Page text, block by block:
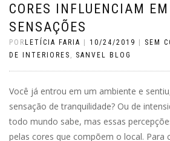
CORES INFLUENCIAM
SENSAÇÕES
POR LETÍCIA FARIA 10/24/2019 SEM
DE INTERIORES , SANVEL BLOG
Você já entrou em um ambiente e
sensação de tranquilidade? Ou de
todo mundo sabe, mas essas
pelas cores que compõem o local. Para